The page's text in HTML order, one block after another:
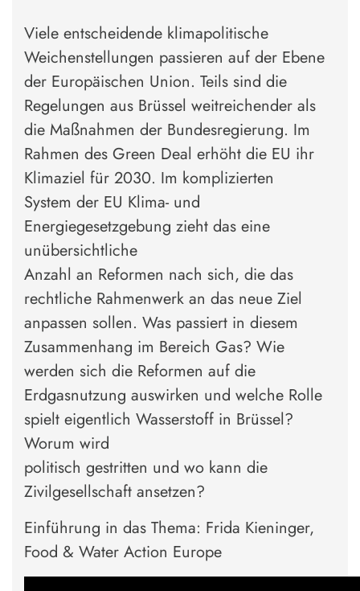
Viele entscheidende klimapolitische
Weichenstellungen passieren auf der Ebene
der Europäischen Union. Teils sind die
Regelungen aus Brüssel weitreichender als
die Maßnahmen der Bundesregierung. Im
Rahmen des Green Deal erhöht die EU ihr
Klimaziel für 2030. Im komplizierten
System der EU Klima- und
Energiegesetzgebung zieht das eine
unübersichtliche
Anzahl an Reformen nach sich, die das
rechtliche Rahmenwerk an das neue Ziel
anpassen sollen. Was passiert in diesem
Zusammenhang im Bereich Gas? Wie
werden sich die Reformen auf die
Erdgasnutzung auswirken und welche Rolle
spielt eigentlich Wasserstoff in Brüssel?
Worum wird
politisch gestritten und wo kann die
Zivilgesellschaft ansetzen?
Einführung in das Thema: Frida Kieninger,
Food & Water Action Europe